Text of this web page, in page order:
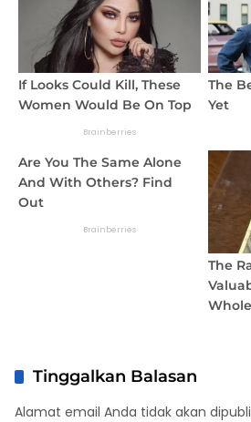
Tinggalkan Balasan
Alamat email Anda tidak akan